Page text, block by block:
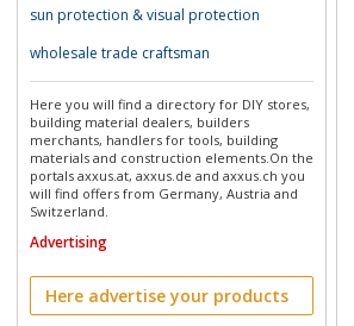
sun protection & visual protection
wholesale trade craftsman
Here you will find a directory for DIY stores,
building material dealers, builders
merchants, handlers for tools, building
materials and construction elements.On the
portals axxus.at, axxus.de and axxus.ch you
will find offers from Germany, Austria and
Switzerland.
Advertising
Here advertise your products